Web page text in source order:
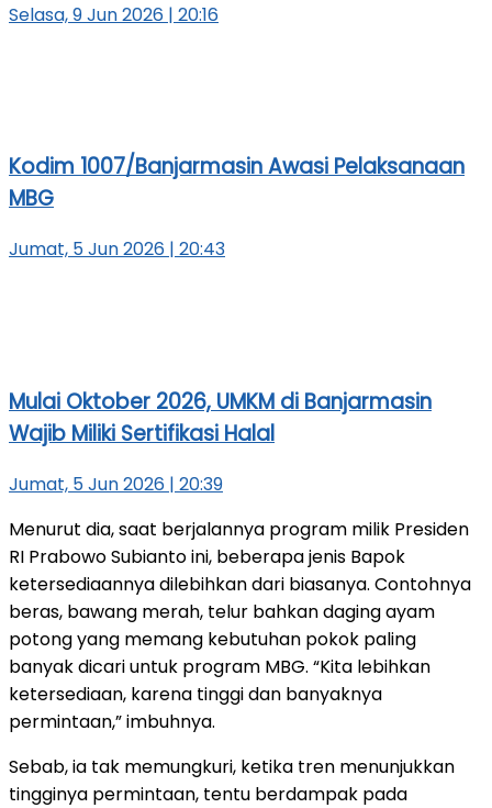
Selasa, 9 Jun 2026 | 20:16
Kodim 1007/Banjarmasin Awasi Pelaksanaan
MBG
Jumat, 5 Jun 2026 | 20:43
Mulai Oktober 2026, UMKM di Banjarmasin
Wajib Miliki Sertifikasi Halal
Jumat, 5 Jun 2026 | 20:39
Menurut dia, saat berjalannya program milik Presiden
RI Prabowo Subianto ini, beberapa jenis Bapok
ketersediaannya dilebihkan dari biasanya. Contohnya
beras, bawang merah, telur bahkan daging ayam
potong yang memang kebutuhan pokok paling
banyak dicari untuk program MBG. “Kita lebihkan
ketersediaan, karena tinggi dan banyaknya
permintaan,” imbuhnya.
Sebab, ia tak memungkuri, ketika tren menunjukkan
tingginya permintaan, tentu berdampak pada